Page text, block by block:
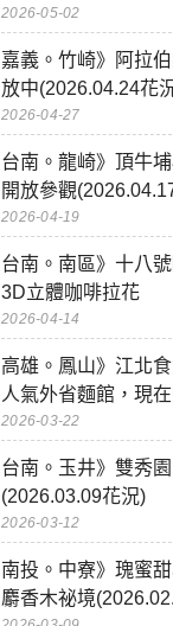
2026-05-02
嘉義。竹崎》阿拉
放中(2026.04.24花
2026-04-27
台南。龍崎》頂牛
開放參觀
2026-04-19
台南。南區》十八
3D立體咖啡拉花
2026-04-14
高雄。鳳山》江北
人氣外省麵館，現
2026-03-22
台南。玉井》雙秀
(2026.03.09花況)
2026-03-12
南投。中寮》瑰蜜
麝香木祕境